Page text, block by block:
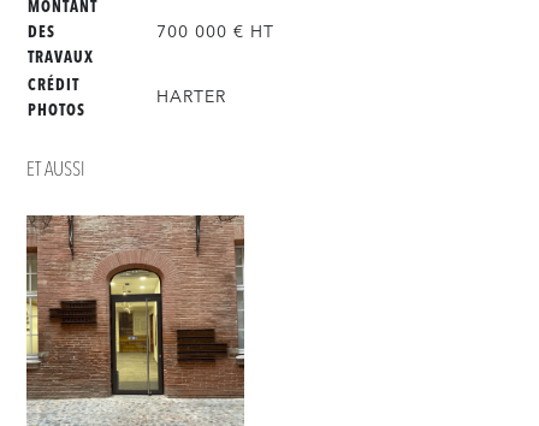
MONTANT
DES
TRAVAUX
700 000 € HT
CRÉDIT
PHOTOS
HARTER
ET AUSSI